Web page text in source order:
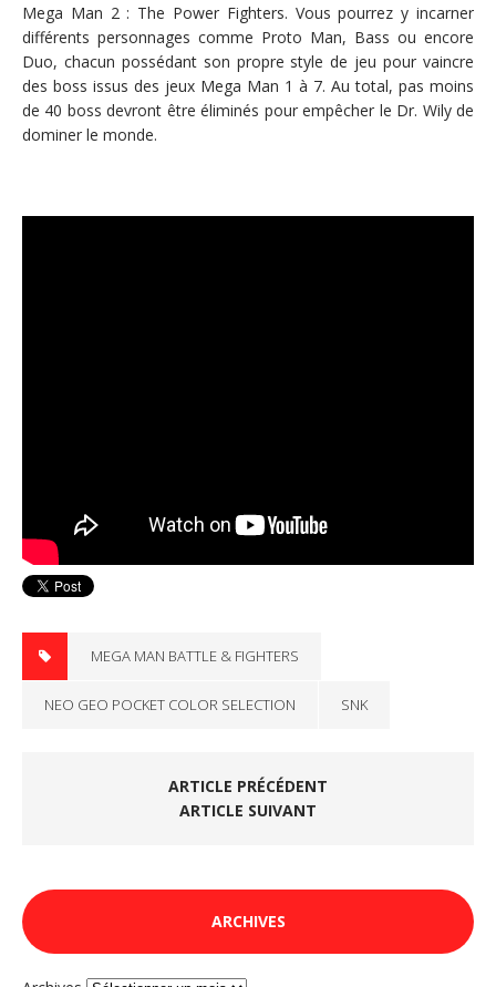
Mega Man 2 : The Power Fighters. Vous pourrez y incarner
différents personnages comme Proto Man, Bass ou encore
Duo, chacun possédant son propre style de jeu pour vaincre
des boss issus des jeux Mega Man 1 à 7. Au total, pas moins
de 40 boss devront être éliminés pour empêcher le Dr. Wily de
dominer le monde.
MEGA MAN BATTLE & FIGHTERS
NEO GEO POCKET COLOR SELECTION SNK
ARTICLE PRÉCÉDENT
ARTICLE SUIVANT
ARCHIVES